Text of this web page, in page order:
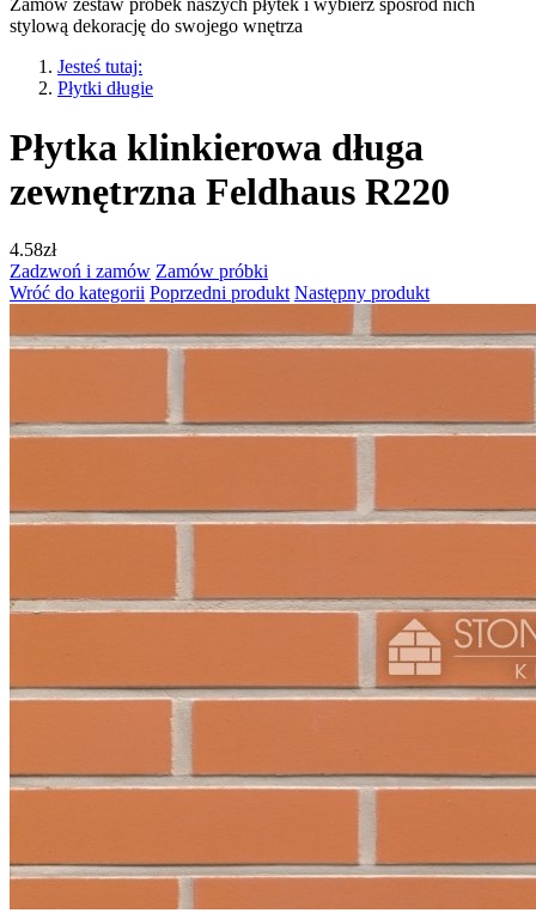
Zamów zestaw próbek naszych płytek i wybierz spośród nich
stylową dekorację do swojego wnętrza
Jesteś tutaj:
Płytki długie
Płytka klinkierowa długa
zewnętrzna Feldhaus R220
4.58zł
Zadzwoń i zamów Zamów próbki
Wróć do kategorii Poprzedni produkt Następny produkt